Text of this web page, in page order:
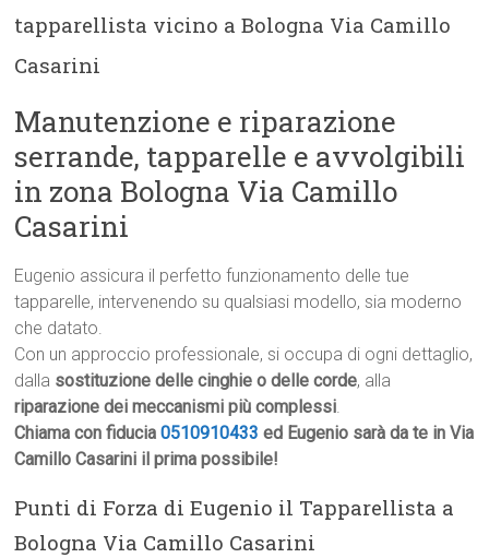
tapparellista vicino a Bologna Via Camillo
Casarini
Manutenzione e riparazione
serrande, tapparelle e avvolgibili
in zona Bologna Via Camillo
Casarini
Eugenio assicura il perfetto funzionamento delle tue
tapparelle, intervenendo su qualsiasi modello, sia moderno
che datato.
Con un approccio professionale, si occupa di ogni dettaglio,
dalla sostituzione delle cinghie o delle corde, alla
riparazione dei meccanismi più complessi.
Chiama con fiducia0510910433 ed Eugenio sarà da te in Via
Camillo Casarini il prima possibile!
Punti di Forza di Eugenio il Tapparellista a
Bologna Via Camillo Casarini